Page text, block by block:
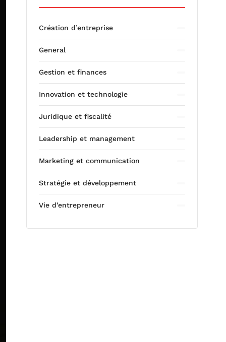
Création d’entreprise
General
Gestion et finances
Innovation et technologie
Juridique et fiscalité
Leadership et management
Marketing et communication
Stratégie et développement
Vie d’entrepreneur